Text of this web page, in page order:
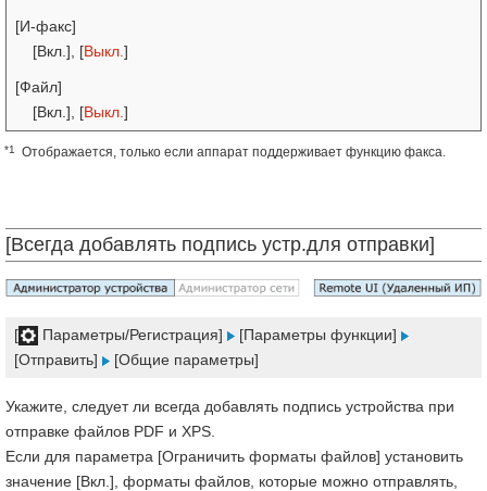
[И-факс]
[Вкл.], [Выкл. ]
[Файл]
[Вкл.], [Выкл. ]
*1 Отображается, только если аппарат поддерживает функцию факса.
[Всегда добавлять подпись устр.для отправки]
[ Параметры/Регистрация]
[Параметры функции]
[Отправить]
[Общие параметры]
Укажите, следует ли всегда добавлять подпись устройства при
отправке файлов PDF и XPS.
Если для параметра [Ограничить форматы файлов] установить
значение [Вкл.], форматы файлов, которые можно отправлять,